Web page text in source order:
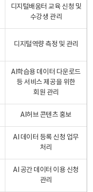
디지털배움터 교육 신청 및
수강생 관리
디지털역량 측정 및 관리
AI학습용 데이터 다운로드
등 서비스 제공을 위한
회원 관리
AI허브 콘텐츠 홍보
AI 데이터 등록 신청 업무
처리
AI 공간 데이터 이용 신청
관리